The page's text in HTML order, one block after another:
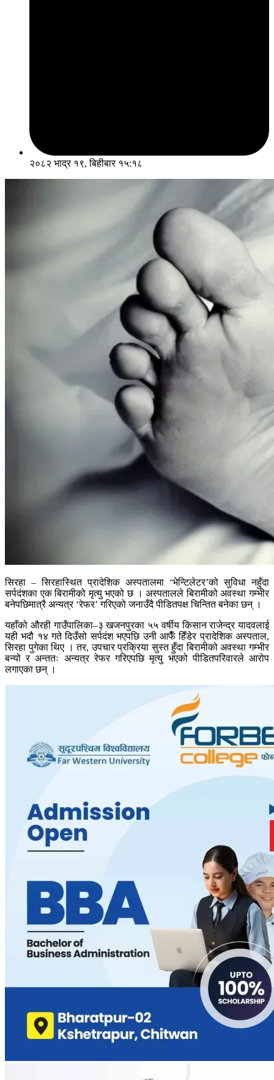
२०८२ भाद्र १९, बिहीबार १५:१८
सिरहा – सिरहास्थित प्रादेशिक अस्पतालमा ‘भेन्टिलेटर’को सुविधा नहुँदा
सर्पदंशका एक बिरामीको मृत्यु भएको छ । अस्पतालले बिरामीको अवस्था गम्भीर
बनेपछिमात्रै अन्यत्र ‘रेफर’ गरिएको जनाउँदै पीडितपक्ष चिन्तित बनेका छन् ।
यहाँको औरही गाउँपालिका–३ खजनपुरका ५५ वर्षीय किसान राजेन्द्र यादवलाई
यही भदौ १४ गते दिउँसो सर्पदंश भएपछि उनी आफैँ हिँडेर प्रादेशिक अस्पताल,
सिरहा पुगेका थिए । तर, उपचार प्रक्रिया सुस्त हुँदा बिरामीको अवस्था गम्भीर
बन्यो र अन्ततः अन्यत्र रेफर गरिएपछि मृत्यु भएको पीडितपरिवारले आरोप
लगाएका छन् ।